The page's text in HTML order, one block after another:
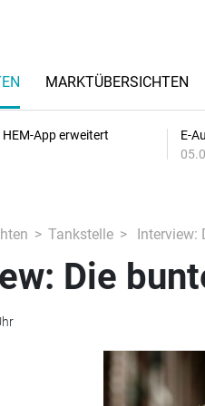
MARKTÜBERSICHTEN
App erweitert
E-
Tankstelle Interview:
Die